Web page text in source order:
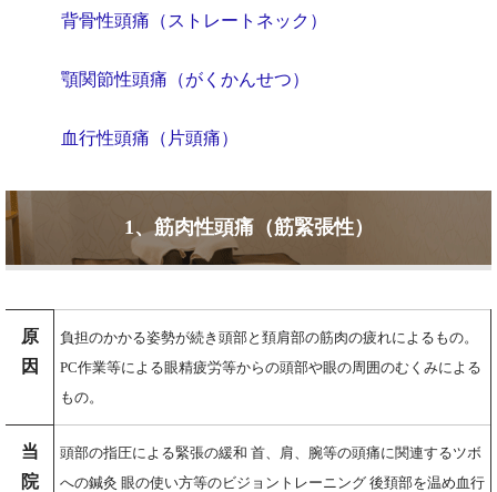
背骨性頭痛（ストレートネック）
顎関節性頭痛（がくかんせつ）
血行性頭痛（片頭痛）
1、筋肉性頭痛（筋緊張性）
原
因
負担のかかる姿勢が続き頭部と頚肩部の筋肉の疲れによるもの。
PC作業等による眼精疲労等からの頭部や眼の周囲のむくみによる
もの。
当
院
頭部の指圧による緊張の緩和 首、肩、腕等の頭痛に関連するツボ
への鍼灸 眼の使い方等のビジョントレーニング 後頚部を温め血行